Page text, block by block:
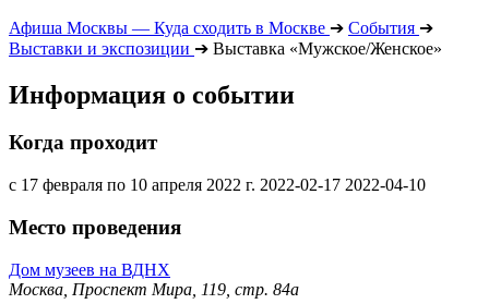
Афиша Москвы — Куда сходить в Москве ➔ События ➔
Выставки и экспозиции ➔ Выставка «Мужское/Женское»
Информация о событии
Когда проходит
с 17 февраля по 10 апреля 2022 г. 2022-02-17 2022-04-10
Место проведения
Дом музеев на ВДНХ
Москва, Проспект Мира, 119, стр. 84а